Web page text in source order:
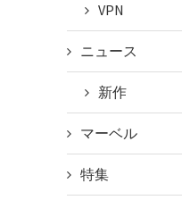
VPN
ニュース
新作
マーベル
特集